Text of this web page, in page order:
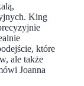
King
które
ale także
Joanna